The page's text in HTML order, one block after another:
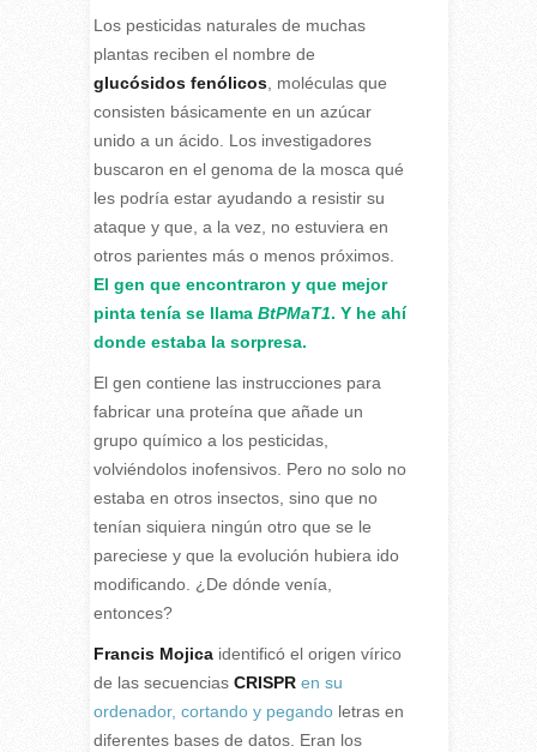
Los pesticidas naturales de muchas
plantas reciben el nombre de
glucósidos fenólicos, moléculas que
consisten básicamente en un azúcar
unido a un ácido. Los investigadores
buscaron en el genoma de la mosca qué
les podría estar ayudando a resistir su
ataque y que, a la vez, no estuviera en
otros parientes más o menos próximos.
El gen que encontraron y que mejor
pinta tenía se llama BtPMaT1. Y he ahí
donde estaba la sorpresa.
El gen contiene las instrucciones para
fabricar una proteína que añade un
grupo químico a los pesticidas,
volviéndolos inofensivos. Pero no solo no
estaba en otros insectos, sino que no
tenían siquiera ningún otro que se le
pareciese y que la evolución hubiera ido
modificando. ¿De dónde venía,
entonces?
Francis Mojicaidentificó el origen vírico
de las secuencias CRISPR en su
ordenador, cortando y pegandoletras en
diferentes bases de datos. Eran los